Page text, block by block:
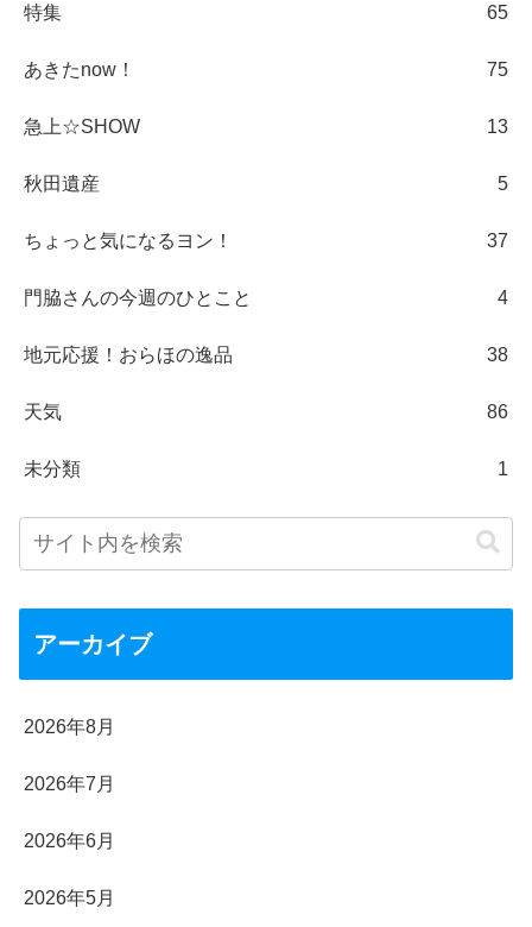
特集 65
あきたnow！ 75
急上☆SHOW 13
秋田遺産 5
ちょっと気になるヨン！ 37
門脇さんの今週のひとこと 4
地元応援！おらほの逸品 38
天気 86
未分類 1
アーカイブ
2026年8月
2026年7月
2026年6月
2026年5月